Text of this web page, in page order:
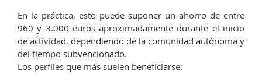
En la práctica, esto puede suponer un ahorro de entre
960 y 3.000 euros aproximadamente durante el inicio
de actividad, dependiendo de la comunidad autónoma y
del tiempo subvencionado.
Los perfiles que más suelen beneficiarse: